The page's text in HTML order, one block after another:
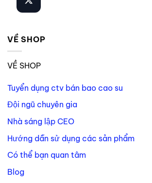
VỀ SHOP
VỀ SHOP
Tuyển dụng ctv bán bao cao su
Đội ngũ chuyên gia
Nhà sáng lập CEO
Hướng dẫn sử dụng các sản phẩm
Có thể bạn quan tâm
Blog